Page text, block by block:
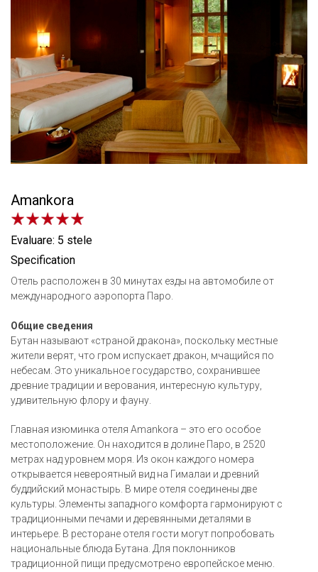
Amankora
Evaluare: 5 stele
Specification
Отель расположен в 30 минутах езды на автомобиле от
международного аэропорта Паро.
Общие сведения
Бутан называют «страной дракона», поскольку местные
жители верят, что гром испускает дракон, мчащийся по
небесам. Это уникальное государство, сохранившее
древние традиции и верования, интересную культуру,
удивительную флору и фауну.
Главная изюминка отеля Amankora – это его особое
местоположение. Он находится в долине Паро, в 2520
метрах над уровнем моря. Из окон каждого номера
открывается невероятный вид на Гималаи и древний
буддийский монастырь. В мире отеля соединены две
культуры. Элементы западного комфорта гармонируют с
традиционными печами и деревянными деталями в
интерьере. В ресторане отеля гости могут попробовать
национальные блюда Бутана. Для поклонников
традиционной пищи предусмотрено европейское меню.